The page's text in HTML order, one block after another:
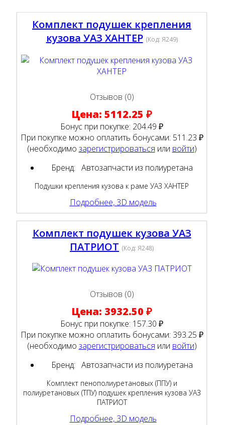
Комплект подушек крепления
кузова УАЗ ХАНТЕР (Код: Я249)
Отзывов (0)
Цена:5112.25 ₽
Бонус при покупке: 204.49 ₽
При покупке можно оплатить бонусами: 511.23 ₽
(необходимо зарегистрироваться или войти)
Бренд: Автозапчасти из полиуретана
Подушки крепления кузова к раме УАЗ ХАНТЕР
Подробнее, 3D модель
Комплект подушек кузова УАЗ
ПАТРИОТ (Код:Я248)
Отзывов (0)
Цена: 3932.50 ₽
Бонус при покупке: 157.30 ₽
При покупке можно оплатить бонусами: 393.25 ₽
(необходимо зарегистрироваться или войти)
Бренд: Автозапчасти из полиуретана
Комплект пенополиуретановых (ППУ) и
полиуретановых (ТПУ) подушек крепления кузова УАЗ
ПАТРИОТ
Подробнее, 3D модель